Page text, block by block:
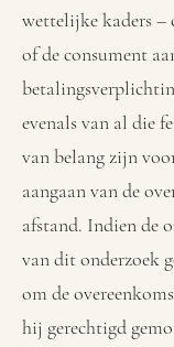
wettelijke kaders –
of de consument
evenals van al die
van belang zijn
aangaan van de
afstand. Indien de
van dit onderzoek
om de
hij gerechtigd